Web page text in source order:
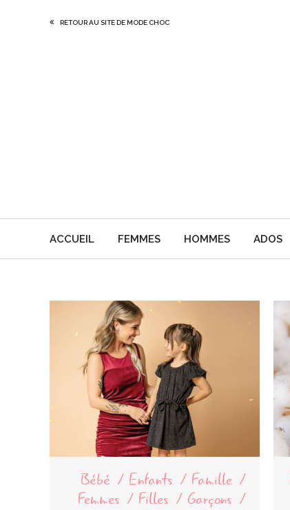
RETOUR AU SITE DE MODE CHOC
ACCUEIL FEMMES HOMMES ADOS
Bébé Enfants
Famille
Femmes
Filles
Garçons